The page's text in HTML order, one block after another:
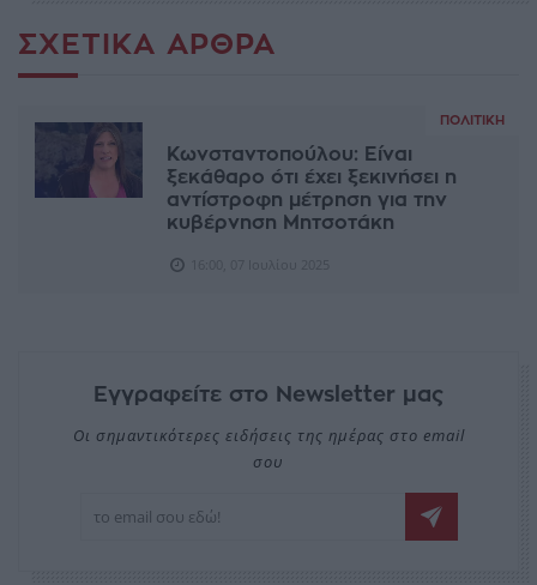
ΣΧΕΤΙΚΆ ΆΡΘΡΑ
ΠΟΛΙΤΙΚΉ
Κωνσταντοπούλου: Είναι
ξεκάθαρο ότι έχει ξεκινήσει η
αντίστροφη μέτρηση για την
κυβέρνηση Μητσοτάκη
Εγγραφείτε στο Newsletter μας
Οι σημαντικότερες ειδήσεις της ημέρας στο email
σου